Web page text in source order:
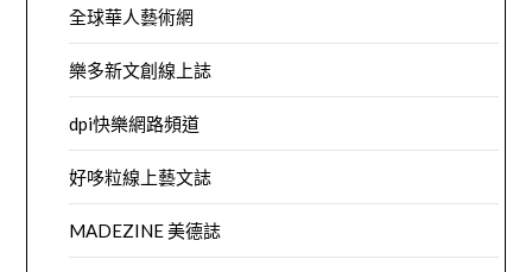
全球華人藝術網
樂多新文創線上誌
dpi快樂網路頻道
好哆粒線上藝文誌
MADEZINE 美德誌